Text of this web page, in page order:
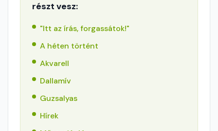
részt vesz:
"Itt az írás, forgassátok!"
A héten történt
Akvarell
Dallamív
Guzsalyas
Hírek